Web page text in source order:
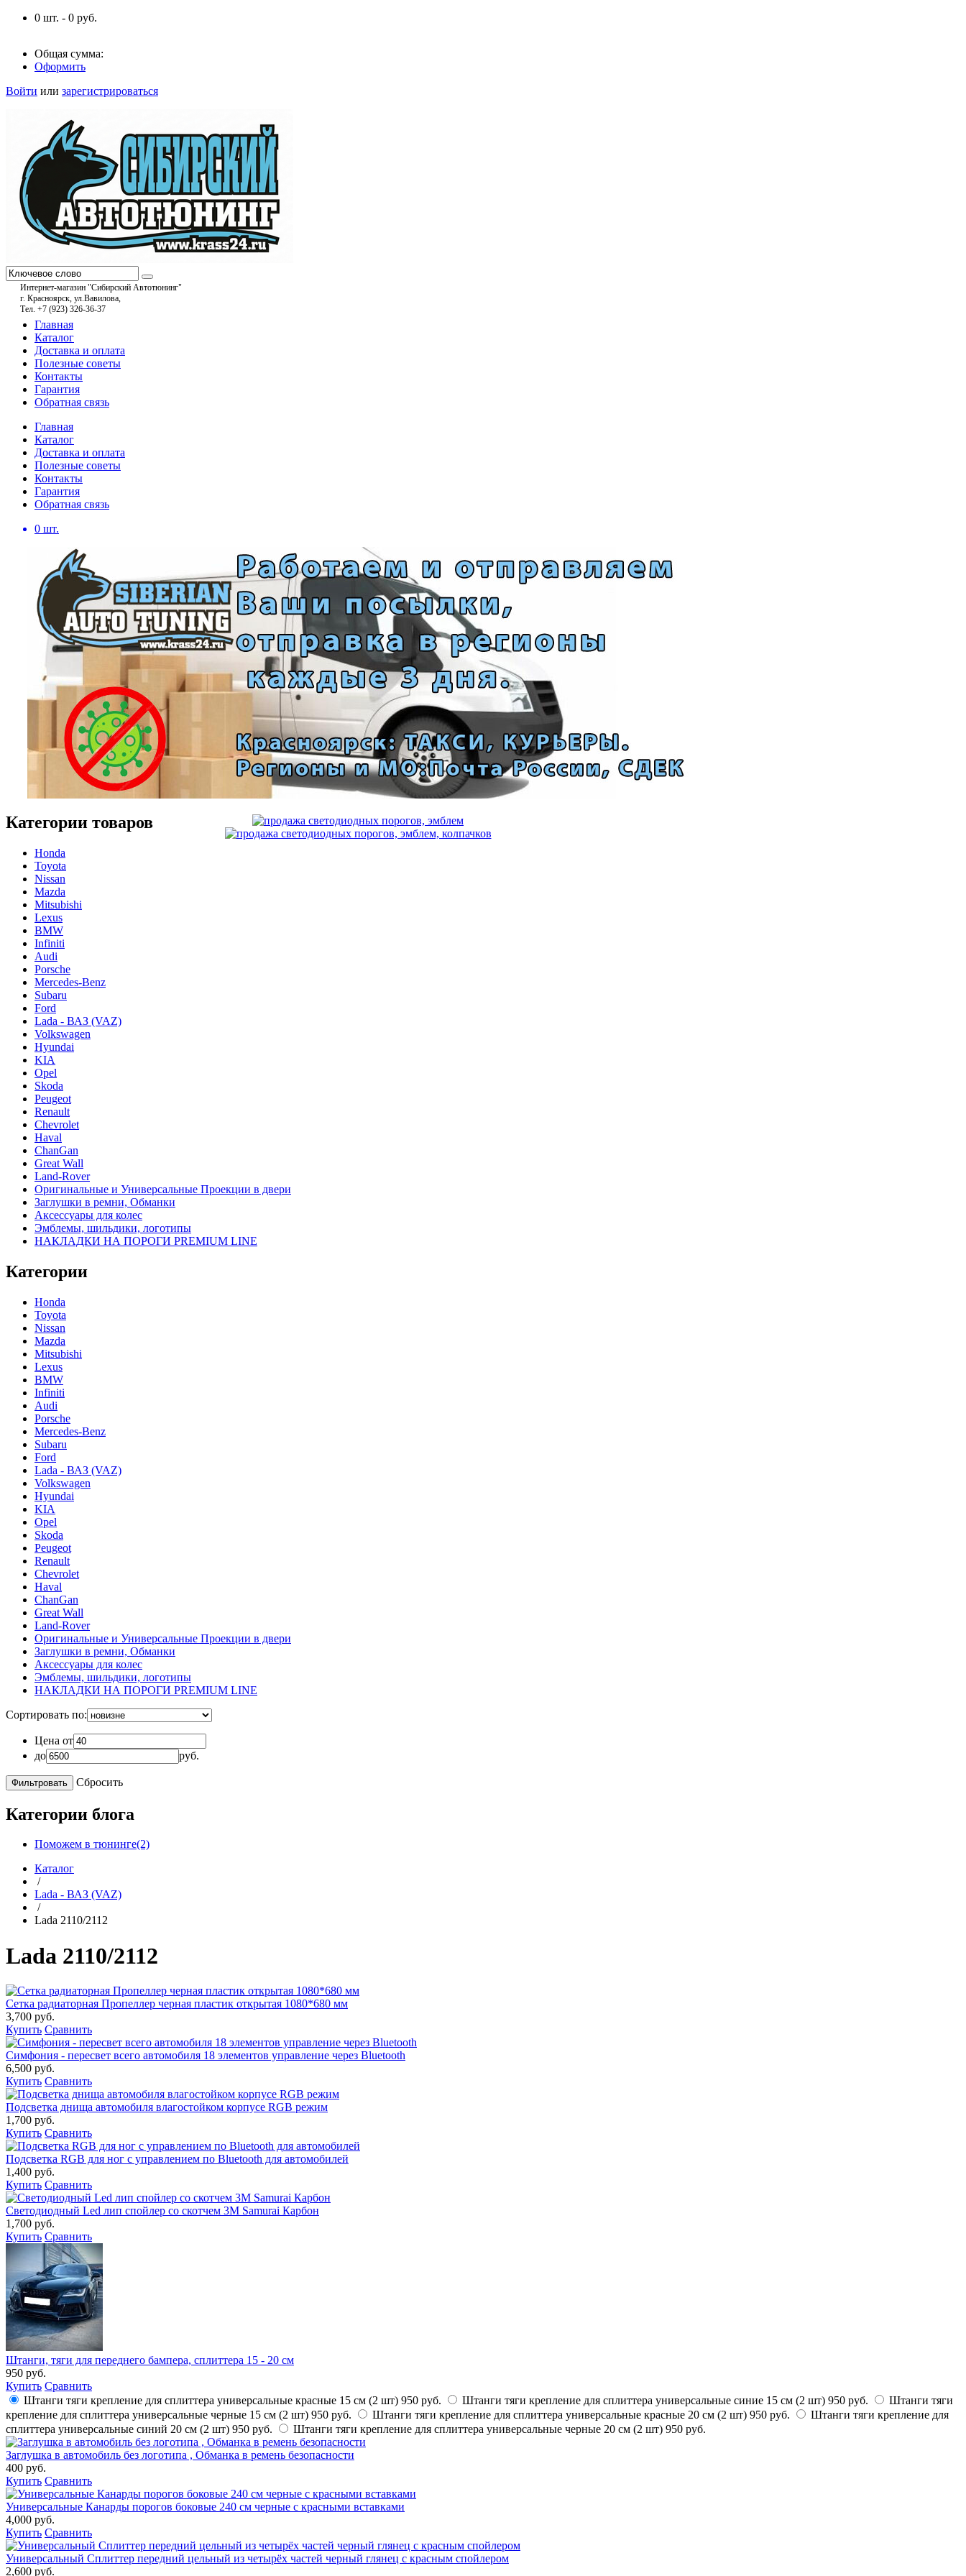
0 шт. - 0 руб.
Общая сумма:
Оформить
Войти или зарегистрироваться
Интернет-магазин "Сибирский Автотюнинг"
г. Красноярск, ул.Вавилова,
Тел. +7 (923) 326-36-37
Главная
Каталог
Доставка и оплата
Полезные советы
Контакты
Гарантия
Обратная связь
Главная
Каталог
Доставка и оплата
Полезные советы
Контакты
Гарантия
Обратная связь
0 шт.
Категории товаров
Honda
Toyota
Nissan
Mazda
Mitsubishi
Lexus
BMW
Infiniti
Audi
Porsche
Mercedes-Benz
Subaru
Ford
Lada - ВАЗ (VAZ)
Volkswagen
Hyundai
KIA
Opel
Skoda
Peugeot
Renault
Chevrolet
Haval
ChanGan
Great Wall
Land-Rover
Оригинальные и Универсальные Проекции в двери
Заглушки в ремни, Обманки
Аксессуары для колес
Эмблемы, шильдики, логотипы
НАКЛАДКИ НА ПОРОГИ PREMIUM LINE
Категории
Honda
Toyota
Nissan
Mazda
Mitsubishi
Lexus
BMW
Infiniti
Audi
Porsche
Mercedes-Benz
Subaru
Ford
Lada - ВАЗ (VAZ)
Volkswagen
Hyundai
KIA
Opel
Skoda
Peugeot
Renault
Chevrolet
Haval
ChanGan
Great Wall
Land-Rover
Оригинальные и Универсальные Проекции в двери
Заглушки в ремни, Обманки
Аксессуары для колес
Эмблемы, шильдики, логотипы
НАКЛАДКИ НА ПОРОГИ PREMIUM LINE
Сортировать по:
Цена от
до
руб.
Сбросить
Категории блога
Поможем в тюнинге(2)
Каталог
/
Lada - ВАЗ (VAZ)
/
Lada 2110/2112
Lada 2110/2112
Сетка радиаторная Пропеллер черная пластик открытая 1080*680 мм
3,700 руб.
Купить Сравнить
Симфония - пересвет всего автомобиля 18 элементов управление через Bluetooth
6,500 руб.
Купить Сравнить
Подсветка днища автомобиля влагостойком корпусе RGB режим
1,700 руб.
Купить Сравнить
Подсветка RGB для ног с управлением по Bluetooth для автомобилей
1,400 руб.
Купить Сравнить
Светодиодный Led лип спойлер со скотчем 3М Samurai Карбон
1,700 руб.
Купить Сравнить
Штанги, тяги для переднего бампера, сплиттера 15 - 20 см
950 руб.
Купить Сравнить
Штанги тяги крепление для сплиттера универсальные красные 15 см (2 шт) 950 руб. Штанги тяги крепление для сплиттера универсальные синие 15 см (2 шт) 950 руб.
Штанги тяги
крепление для сплиттера универсальные черные 15 см (2 шт) 950 руб. Штанги тяги крепление для сплиттера универсальные красные 20 см (2 шт) 950 руб.
Штанги тяги крепление для
сплиттера универсальные синий 20 см (2 шт) 950 руб. Штанги тяги крепление для сплиттера универсальные черные 20 см (2 шт) 950 руб.
Заглушка в автомобиль без логотипа , Обманка в ремень безопасности
400 руб.
Купить Сравнить
Универсальные Канарды порогов боковые 240 см черные с красными вставками
4,000 руб.
Купить Сравнить
Универсальный Сплиттер передний цельный из четырёх частей черный глянец с красным спойлером
2,600 руб.